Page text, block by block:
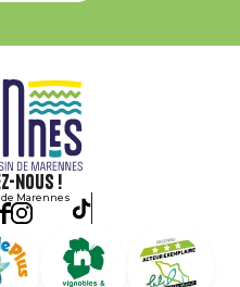
nous !
Marennes